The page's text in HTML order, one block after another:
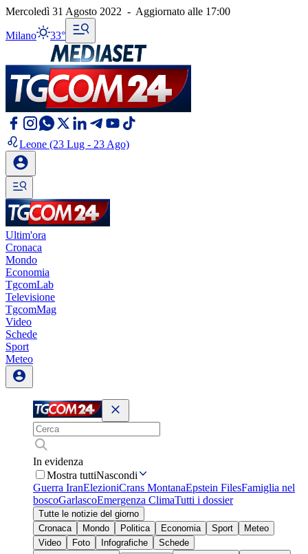
Mercoledì 31 Agosto 2022 - Aggiornato alle 17:00
Milano 33°
Leone (23 Lug - 23 Ago)
Ultim'ora
Cronaca
Mondo
Economia
TgcomLab
Televisione
TgcomMag
Video
Schede
Sport
Meteo
In evidenza
Mostra tuttiNascondi
Guerra IranElezioniCrans MontanaEpstein FilesFamiglia nel
boscoGarlascoEmergenza ClimaTutti i dossier
Tutte le notizie del giorno
Cronaca
Mondo Politica Economia Sport
Meteo
Video
Foto Infografiche
Schede